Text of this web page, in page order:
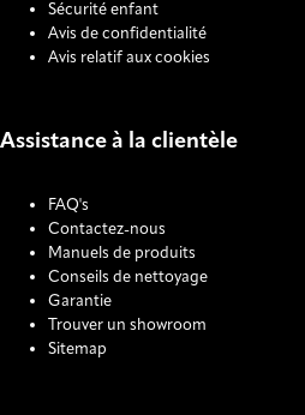
Sécurité enfant
Avis de confidentialité
Avis relatif aux cookies
Assistance à la clientèle
FAQ's
Contactez-nous
Manuels de produits
Conseils de nettoyage
Garantie
Trouver un showroom
Sitemap